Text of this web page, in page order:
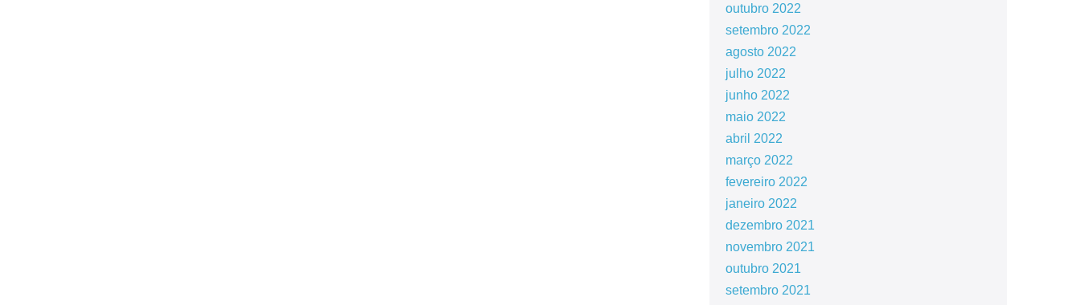
outubro 2022
setembro 2022
agosto 2022
julho 2022
junho 2022
maio 2022
abril 2022
março 2022
fevereiro 2022
janeiro 2022
dezembro 2021
novembro 2021
outubro 2021
setembro 2021